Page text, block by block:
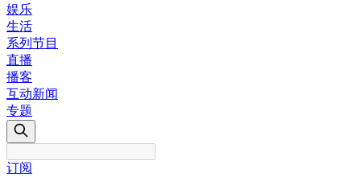
娱乐
生活
系列节目
直播
播客
互动新闻
专题
订阅